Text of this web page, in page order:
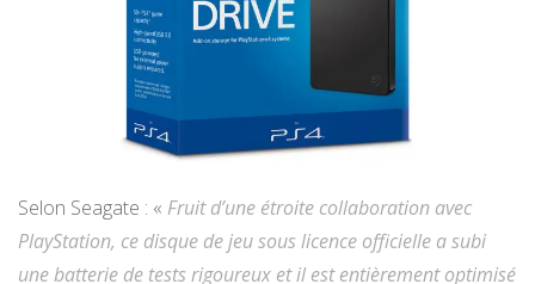
Selon Seagate : « Fruit d’une étroite collaboration avec
PlayStation, ce disque de jeu sous licence officielle a subi
une batterie de tests rigoureux et il est entièrement optimisé